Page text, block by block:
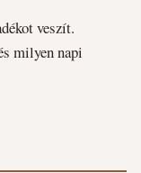
veszít.
milyen napi